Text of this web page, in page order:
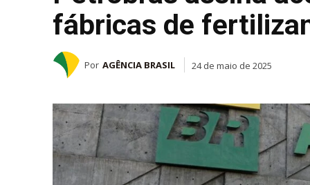
fábricas de
Por AGÊNCIA BRASIL 24 de maio de 2025